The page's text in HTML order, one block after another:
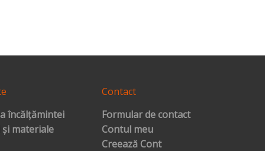
încălțămintei
materiale
Contact
Formular de contact
Contul meu
Creează Cont